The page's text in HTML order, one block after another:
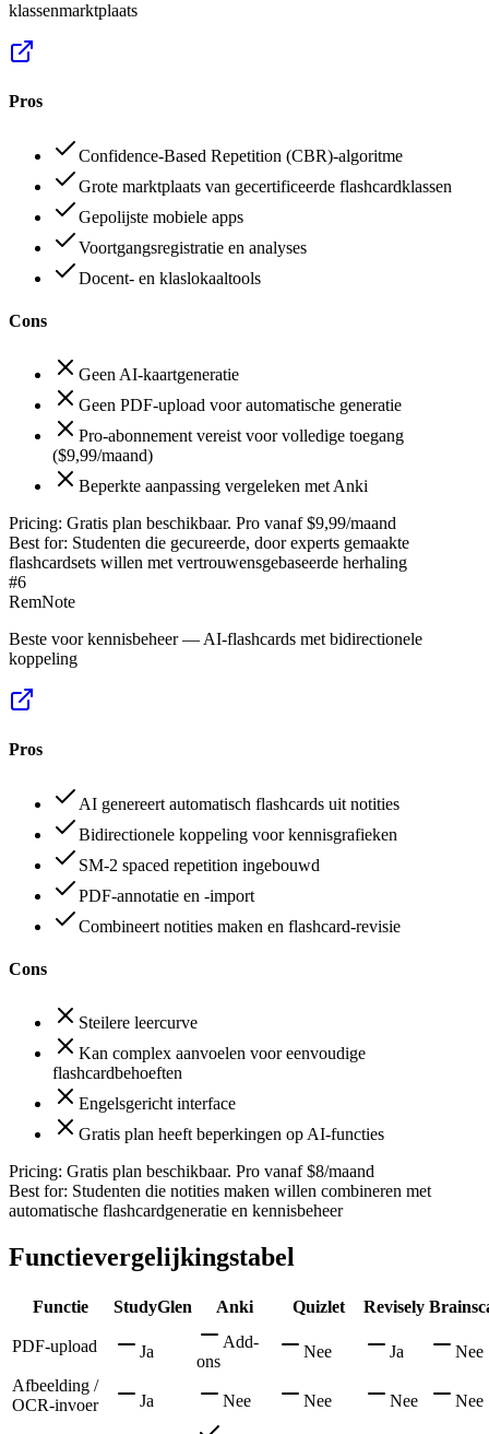
klassenmarktplaats
Pros
Confidence-Based Repetition (CBR)-algoritme
Grote marktplaats van gecertificeerde flashcardklassen
Gepolijste mobiele apps
Voortgangsregistratie en analyses
Docent- en klaslokaaltools
Cons
Geen AI-kaartgeneratie
Geen PDF-upload voor automatische generatie
Pro-abonnement vereist voor volledige toegang
($9,99/maand)
Beperkte aanpassing vergeleken met Anki
Pricing: Gratis plan beschikbaar. Pro vanaf $9,99/maand
Best for: Studenten die gecureerde, door experts gemaakte
flashcardsets willen met vertrouwensgebaseerde herhaling
#6
RemNote
Beste voor kennisbeheer — AI-flashcards met bidirectionele
koppeling
Pros
AI genereert automatisch flashcards uit notities
Bidirectionele koppeling voor kennisgrafieken
SM-2 spaced repetition ingebouwd
PDF-annotatie en -import
Combineert notities maken en flashcard-revisie
Cons
Steilere leercurve
Kan complex aanvoelen voor eenvoudige
flashcardbehoeften
Engelsgericht interface
Gratis plan heeft beperkingen op AI-functies
Pricing: Gratis plan beschikbaar. Pro vanaf $8/maand
Best for: Studenten die notities maken willen combineren met
automatische flashcardgeneratie en kennisbeheer
Functievergelijkingstabel
Functie StudyGlen Anki Quizlet Revisely
PDF-upload Ja
Add-
ons
Nee Ja
Nee
Afbeelding /
OCR-invoer
Ja Nee Nee Nee Nee